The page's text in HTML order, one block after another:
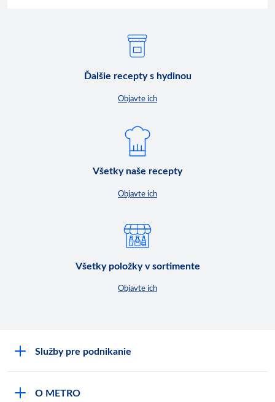
Ďalšie recepty s hydinou
Objavte ich
Všetky naše recepty
Objavte ich
Všetky položky v sortimente
Objavte ich
Služby pre podnikanie
O METRO